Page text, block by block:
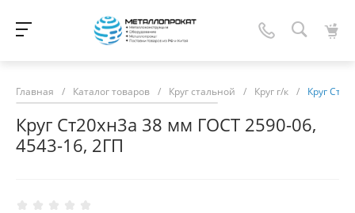
Главная / Каталог товаров / Круг стальной / Круг г/к / Круг
Круг Ст20хн3а 38 мм ГОСТ 2590-06,
4543-16, 2ГП